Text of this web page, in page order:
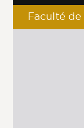
Faculté de